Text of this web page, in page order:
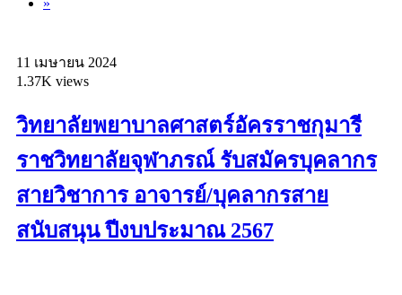
»
11 เมษายน 2024
1.37K views
วิทยาลัยพยาบาลศาสตร์อัครราชกุมารี
ราชวิทยาลัยจุฬาภรณ์ รับสมัครบุคลากร
สายวิชาการ อาจารย์/บุคลากรสาย
สนับสนุน ปีงบประมาณ 2567